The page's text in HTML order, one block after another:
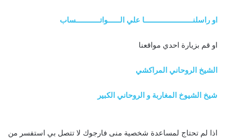
او راسلنــــــــــــــــــــــــا علي الــــــواتــــــــــــساب
او قم بزيارة احدي مواقعنا
الشيخ الروحاني المراكشي
شيخ الشيوخ المغاربة و الروحاني الكبير
اذا لم تحتاج لمساعدة شخصية منى فارجوك لا تتصل بي استفسر من